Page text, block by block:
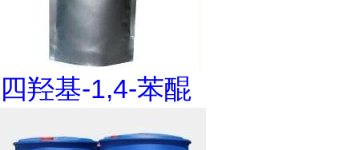
四羟基-1,4-苯醌